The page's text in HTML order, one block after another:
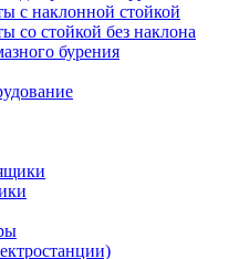
с наклонной стойкой
со стойкой без наклона
бурения